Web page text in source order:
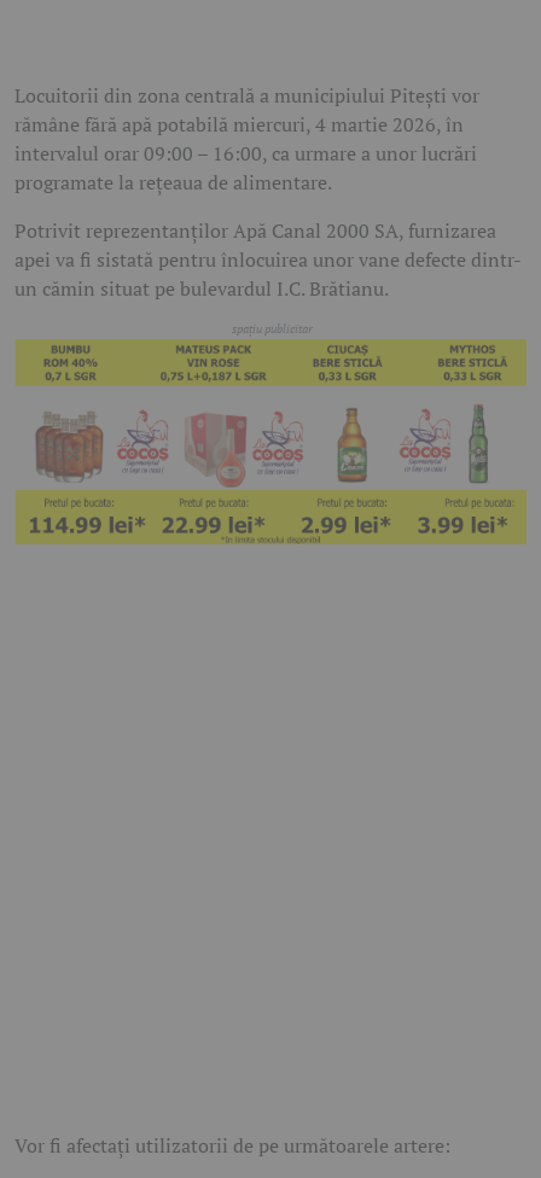
Locuitorii din zona centrală a municipiului Pitești vor
rămâne fără apă potabilă miercuri, 4 martie 2026, în
intervalul orar 09:00 – 16:00, ca urmare a unor lucrări
programate la rețeaua de alimentare.
Potrivit reprezentanților Apă Canal 2000 SA, furnizarea
apei va fi sistată pentru înlocuirea unor vane defecte dintr-
un cămin situat pe bulevardul I.C. Brătianu.
Vor fi afectați utilizatorii de pe următoarele artere: